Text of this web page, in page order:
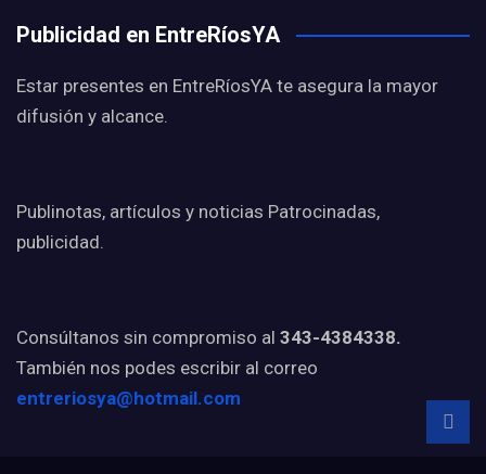
Publicidad en EntreRíosYA
Estar presentes en EntreRíosYA te asegura la mayor
difusión y alcance.
Publinotas, artículos y noticias Patrocinadas,
publicidad.
Consúltanos sin compromiso al 343-4384338.
También nos podes escribir al correo
entreriosya@hotmail.com